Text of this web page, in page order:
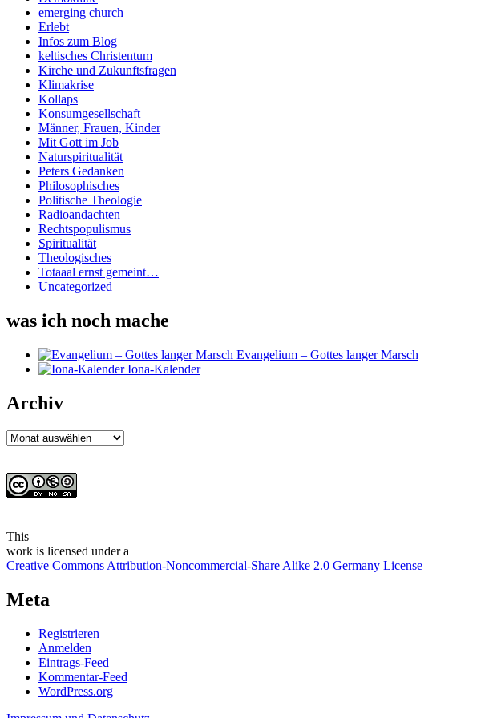
emerging church
Erlebt
Infos zum Blog
keltisches Christentum
Kirche und Zukunftsfragen
Klimakrise
Kollaps
Konsumgesellschaft
Männer, Frauen, Kinder
Mit Gott im Job
Naturspiritualität
Peters Gedanken
Philosophisches
Politische Theologie
Radioandachten
Rechtspopulismus
Spiritualität
Theologisches
Totaaal ernst gemeint…
Uncategorized
was ich noch mache
Evangelium – Gottes langer Marsch
Iona-Kalender
Archiv
Archiv
This
work is licensed under a
Creative Commons Attribution-Noncommercial-Share Alike 2.0 Germany License
Meta
Registrieren
Anmelden
Eintrags-Feed
Kommentar-Feed
WordPress.org